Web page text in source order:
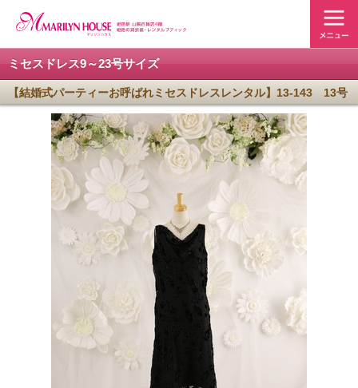
ミセスドレス9～23号サイズ
【結婚式パーティーお呼ばれミセスドレスレンタル】13-143 13号